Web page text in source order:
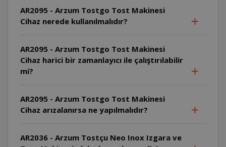
AR2095 - Arzum Tostgo Tost Makinesi
Cihaz nerede kullanılmalıdır?
AR2095 - Arzum Tostgo Tost Makinesi
Cihaz harici bir zamanlayıcı ile çalıştırılabilir
mi?
AR2095 - Arzum Tostgo Tost Makinesi
Cihaz arızalanırsa ne yapılmalıdır?
AR2036 - Arzum Tostçu Neo Inox Izgara ve